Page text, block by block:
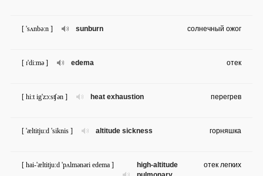
sunburn
[ 'sʌnbə:n ] солнечный ожог
edema
[ ɪ'di:mə ] отек
heat exhaustion
[ hi:t ig'zɔ:sʧən ] перегрев
altitude sickness
[ 'æltitju:d 'siknis ] горняшка
high-altitude
[ hai-'æltitju:d 'pʌlmənəri edema ] отек легких